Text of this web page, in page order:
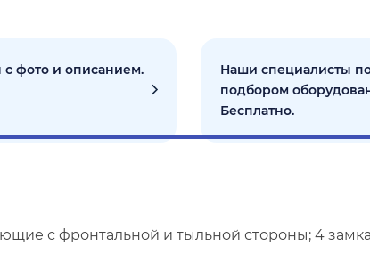
фото и описанием.
Наши специалисты
подбором
Бесплатно.
с фронтальной и тыльной стороны; 4